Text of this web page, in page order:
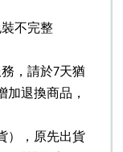
不完整
，請於7天猶
加退換商品，
），原先出貨